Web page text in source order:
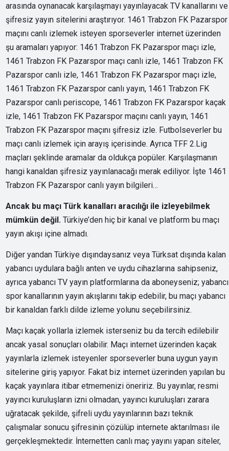
arasında oynanacak karşılaşmayı yayınlayacak TV kanallarını ve
şifresiz yayın sitelerini araştırıyor. 1461 Trabzon FK Pazarspor
maçını canlı izlemek isteyen sporseverler internet üzerinden
şu aramaları yapıyor: 1461 Trabzon FK Pazarspor maçı izle,
1461 Trabzon FK Pazarspor maçı canlı izle, 1461 Trabzon FK
Pazarspor canlı izle, 1461 Trabzon FK Pazarspor maçı izle,
1461 Trabzon FK Pazarspor canlı yayın, 1461 Trabzon FK
Pazarspor canlı periscope, 1461 Trabzon FK Pazarspor kaçak
izle, 1461 Trabzon FK Pazarspor maçını canlı yayın, 1461
Trabzon FK Pazarspor maçını şifresiz izle. Futbolseverler bu
maçı canlı izlemek için arayış içerisinde. Ayrıca TFF 2.Lig
maçları şeklinde aramalar da oldukça popüler. Karşılaşmanın
hangi kanaldan şifresiz yayınlanacağı merak ediliyor. İşte 1461
Trabzon FK Pazarspor canlı yayın bilgileri…
Ancak bu maçı Türk kanalları aracılığı ile izleyebilmek
mümkün değil. Türkiye’den hiç bir kanal ve platform bu maçı
yayın akışı içine almadı.
Diğer yandan Türkiye dışındaysanız veya Türksat dışında kalan
yabancı uydulara bağlı anten ve uydu cihazlarına sahipseniz,
ayrıca yabancı TV yayın platformlarına da aboneyseniz; yabancı
spor kanallarının yayın akışlarını takip edebilir, bu maçı yabancı
bir kanaldan farklı dilde izleme yolunu seçebilirsiniz.
Maçı kaçak yollarla izlemek isterseniz bu da tercih edilebilir
ancak yasal sonuçları olabilir. Maçı internet üzerinden kaçak
yayınlarla izlemek isteyenler sporseverler buna uygun yayın
sitelerine giriş yapıyor. Fakat biz internet üzerinden yapılan bu
kaçak yayınlara itibar etmemenizi öneririz. Bu yayınlar, resmi
yayıncı kuruluşların izni olmadan, yayıncı kuruluşları zarara
uğratacak şekilde, şifreli uydu yayınlarının bazı teknik
çalışmalar sonucu şifresinin çözülüp internete aktarılması ile
gerçekleşmektedir. İnternetten canlı maç yayını yapan siteler,